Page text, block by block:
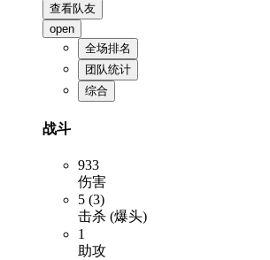
查看队友
open
全场排名
团队统计
综合
战斗
933
伤害
5 (3)
击杀 (爆头)
1
助攻